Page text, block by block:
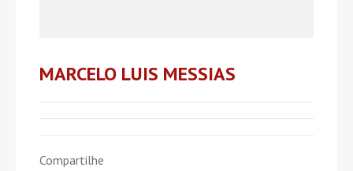
MARCELO LUIS MESSIAS
Compartilhe